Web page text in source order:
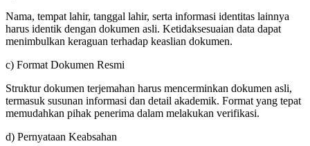
Nama, tempat lahir, tanggal lahir, serta informasi identitas lainnya
harus identik dengan dokumen asli. Ketidaksesuaian data dapat
menimbulkan keraguan terhadap keaslian dokumen.
c) Format Dokumen Resmi
Struktur dokumen terjemahan harus mencerminkan dokumen asli,
termasuk susunan informasi dan detail akademik. Format yang tepat
memudahkan pihak penerima dalam melakukan verifikasi.
d) Pernyataan Keabsahan